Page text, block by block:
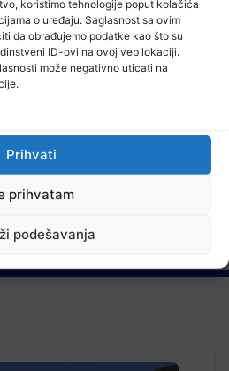
koristimo tehnologije poput kolačića
o uređaju. Saglasnost sa ovim
da obrađujemo podatke kao što su
ID-ovi na ovoj veb lokaciji.
može negativno uticati na
Prihvati
prihvatam
podešavanja
i studente iz povratničkih
RASPORED